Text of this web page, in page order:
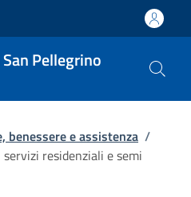
Pellegrino
benessere e assistenza /
residenziali e semi